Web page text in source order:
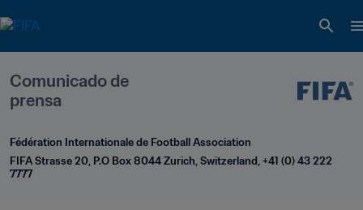
Comunicado de
prensa
Fédération Internationale de Football Association
FIFA Strasse 20, P.O Box 8044 Zurich, Switzerland, +41 (0) 43 222
7777